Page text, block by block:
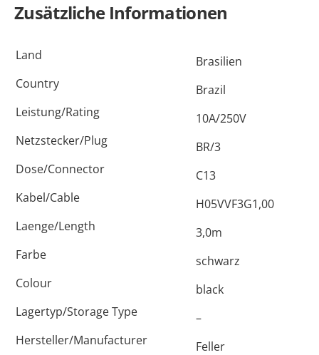
Zusätzliche Informationen
Land
Brasilien
Country
Brazil
Leistung/Rating
10A/250V
Netzstecker/Plug
BR/3
Dose/Connector
C13
Kabel/Cable
H05VVF3G1,00
Laenge/Length
3,0m
Farbe
schwarz
Colour
black
Lagertyp/Storage Type
–
Hersteller/Manufacturer
Feller